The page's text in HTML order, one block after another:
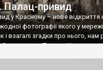
Палац-привид
у Красному – нове відкриття
фотографії якого у
і взагалі згадки про нього, нам
Палац у Красному